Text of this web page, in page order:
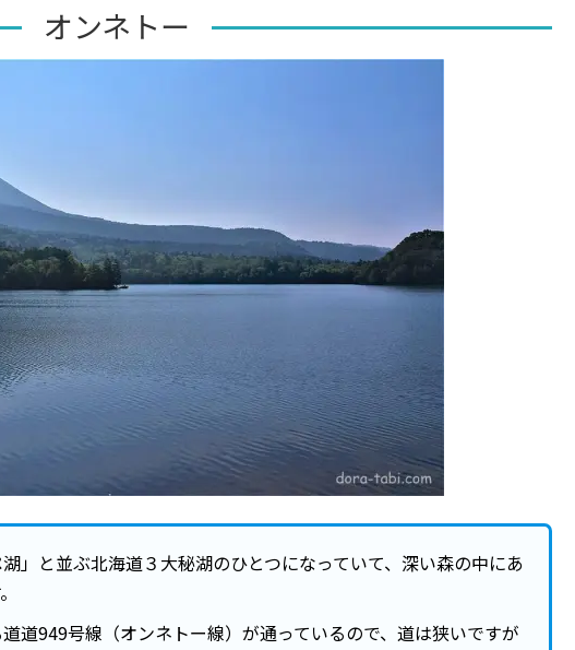
オンネトー
」と並ぶ北海道３大秘湖のひとつになっていて、深い森の中にあ
道949号線（オンネトー線）が通っているので、道は狭いですが